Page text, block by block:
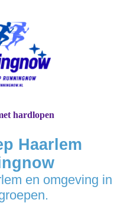
Haarlem
en omgeving in
hardlopen